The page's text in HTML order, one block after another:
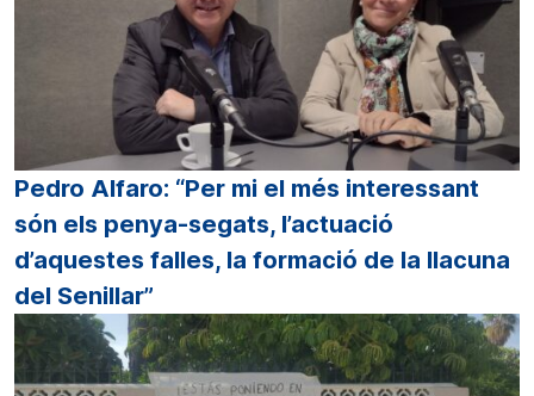
Pedro Alfaro: “Per mi el més interessant
són els penya-segats, l’actuació
d’aquestes falles, la formació de la llacuna
del Senillar”